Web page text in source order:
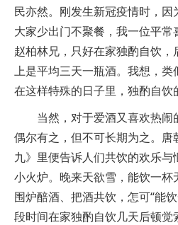
民亦然。刚发生新冠疫情时，
大家少出门不聚餐，我一位平
赵柏林兄，只好在家独酌自饮
上是平均三天一瓶酒。我想，类
在这样特殊的日子里，独酌自饮
当然，对于爱酒又喜欢热
偶尔有之，但不可长期为之。
九》里便告诉人们共饮的欢乐与
小火炉。晚来天欲雪，能饮一杯
围炉醅酒、把酒共饮，怎可“能
段时间在家独酌自饮几天后顿觉